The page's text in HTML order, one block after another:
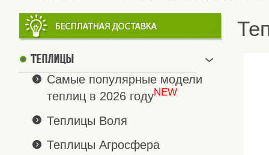
Теплицы
Самые популярные модели
теплиц в 2026 годуNEW
Теплицы Воля
Теплицы Агросфера